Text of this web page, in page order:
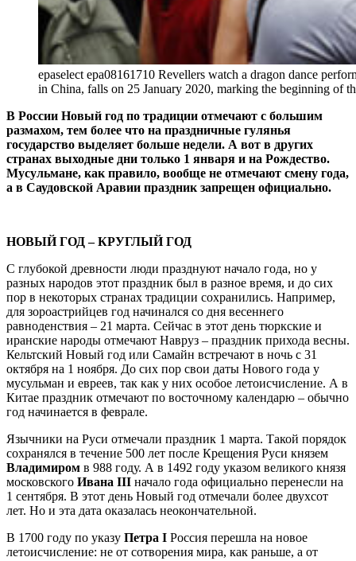
epaselect epa08161710 Revellers watch a dragon dance
in China, falls on 25 January 2020, marking the beginning
В России Новый год по традиции отмечают с большим
размахом, тем более что на праздничные гулянья
государство выделяет больше недели. А вот в других
странах выходные дни только 1 января и на Рождество.
Мусульмане, как правило, вообще не отмечают смену года,
а в Саудовской Аравии праздник запрещен официально.
НОВЫЙ ГОД – КРУГЛЫЙ ГОД
С глубокой древности люди празднуют начало года, но у
разных народов этот праздник был в разное время, и до сих
пор в некоторых странах традиции сохранились. Например,
для зороастрийцев год начинался со дня весеннего
равноденствия – 21 марта. Сейчас в этот день тюркские и
иранские народы отмечают Навруз – праздник прихода весны.
Кельтский Новый год или Самайн встречают в ночь с 31
октября на 1 ноября. До сих пор свои даты Нового года у
мусульман и евреев, так как у них особое летоисчисление. А в
Китае праздник отмечают по восточному календарю – обычно
год начинается в феврале.
Язычники на Руси отмечали праздник 1 марта. Такой порядок
сохранялся в течение 500 лет после Крещения Руси князем
Владимиром в 988 году. А в 1492 году указом великого князя
московского Ивана III начало года официально перенесли на
1 сентября. В этот день Новый год отмечали более двухсот
лет. Но и эта дата оказалась неокончательной.
В 1700 году по указу Петра I Россия перешла на новое
летоисчисление: не от сотворения мира, как раньше, а от